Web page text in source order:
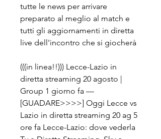
tutte le news per arrivare
preparato al meglio al match e
tutti gli aggiornamenti in diretta
live dell'incontro che si giocherà
(((in linea!!))) Lecce-Lazio in
diretta streaming 20 agosto |
Group 1 giorno fa —
[GUADARE>>>>] Oggi Lecce vs
Lazio in diretta streaming 20 ag 5
ore fa Lecce-Lazio: dove vederla